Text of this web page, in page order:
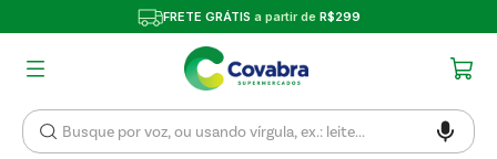
FRETE GRÁTIS a partir de R$299